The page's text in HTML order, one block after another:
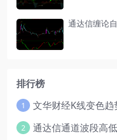
通达信缠论
排行榜
1
2 通达信通道波段高